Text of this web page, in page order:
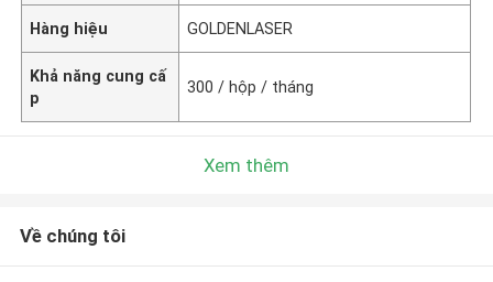
Hàng hiệu GOLDENLASER
Khả năng cung cấ
p
300 / hộp / tháng
Xem thêm
Về chúng tôi